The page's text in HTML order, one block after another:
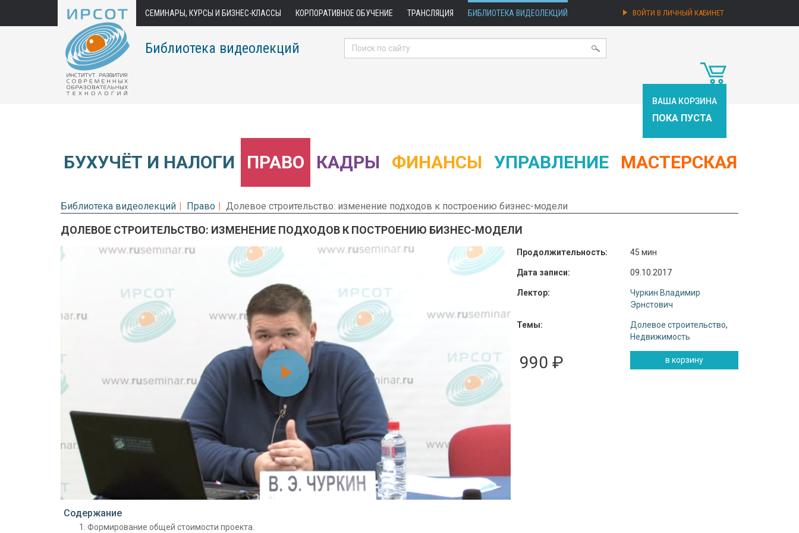
СЕМИНАРЫ, КУРСЫ И БИЗНЕС-КЛАССЫ КОРПОРАТИВНОЕ ОБУЧЕНИЕ ТРАНСЛЯЦИЯ БИБЛИОТЕКА ВИДЕОЛЕКЦИЙ ВОЙТИ В ЛИЧНЫЙ КАБИНЕТ
Библиотека видеолекций
ВАША КОРЗИНА
ПОКА ПУСТА
БУХУЧЁТ И НАЛОГИ ПРАВО КАДРЫ ФИНАНСЫ УПРАВЛЕНИЕ МАСТЕРСКАЯ
Библиотека видеолекций Право Долевое строительство: изменение подходов к построению бизнес-модели
ДОЛЕВОЕ СТРОИТЕЛЬСТВО: ИЗМЕНЕНИЕ ПОДХОДОВ К ПОСТРОЕНИЮ БИЗНЕС-МОДЕЛИ
Предварительный просмотр. Фрагмент
Воспроизвести
видео
Продолжительность: 45 мин
Дата записи: 09.10.2017
Лектор:
Чуркин Владимир
Эрнстович
Темы: Долевое строительство,
Недвижимость
990 ₽
Содержание
Формирование общей стоимости проекта.